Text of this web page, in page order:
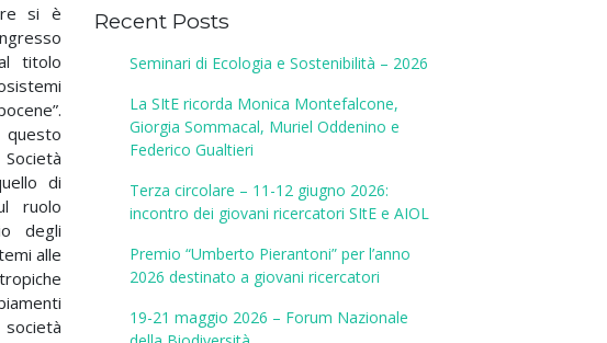
si è
titolo
questo
di
ruolo
degli
alle
Recent Posts
Seminari di Ecologia e Sostenibilità – 2026
La SItE ricorda Monica Montefalcone,
Giorgia Sommacal, Muriel Oddenino e
Federico Gualtieri
Terza circolare – 11-12 giugno 2026:
incontro dei giovani ricercatori SItE e AIOL
Premio “Umberto Pierantoni” per l’anno
2026 destinato a giovani ricercatori
19-21 maggio 2026 – Forum Nazionale